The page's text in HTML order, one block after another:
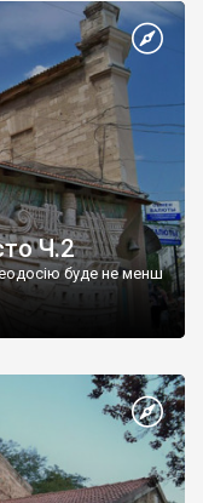
Ч.2
буде не менш